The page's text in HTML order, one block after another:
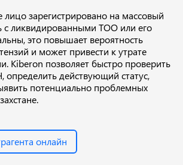
зарегистрировано на массовый
с ликвидированными ТОО или его
это повышает вероятность
и может привести к утрате
Kiberon позволяет быстро проверить
действующий статус,
потенциально проблемных
онлайн